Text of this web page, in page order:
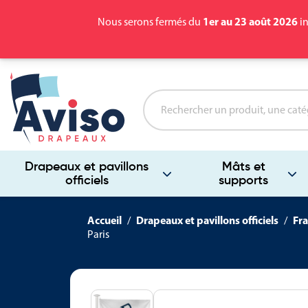
Nous serons fermés du 1er au 23 août 2026
Drapeaux et pavillons
officiels
Mâts et
supports
Accueil Drapeaux et pavillons officiels
Paris